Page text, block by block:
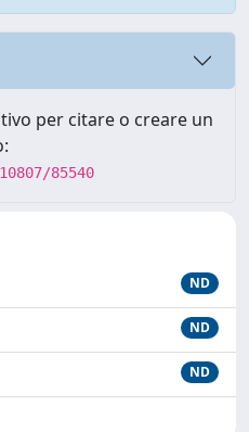
per citare o creare un
85540
ND
ND
ND